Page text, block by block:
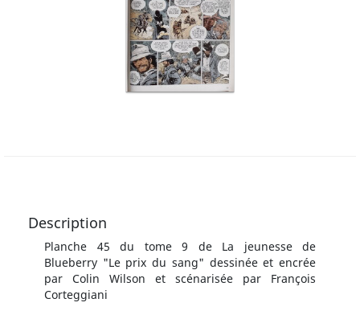
Description
Planche 45 du tome 9 de La jeunesse de
Blueberry "Le prix du sang" dessinée et encrée
par Colin Wilson et scénarisée par François
Corteggiani